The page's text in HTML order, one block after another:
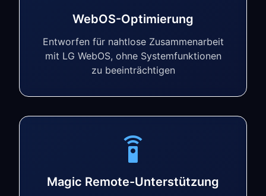
WebOS-Optimierung
Entworfen für nahtlose Zusammenarbeit
mit LG WebOS, ohne Systemfunktionen
zu beeinträchtigen
Magic Remote-Unterstützung